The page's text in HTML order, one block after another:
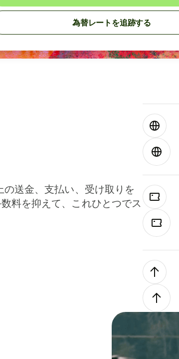
為替レートを追跡する
送金、支払い、受け取りを
料を抑えて、これひとつでス